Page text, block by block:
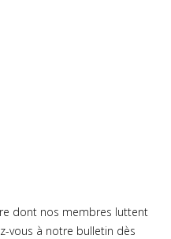
dont nos membres luttent
vous à notre bulletin dès